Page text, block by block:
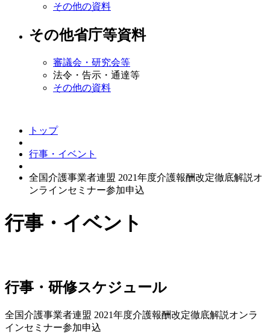
その他の資料
その他省庁等資料
審議会・研究会等
法令・告示・通達等
その他の資料
トップ
行事・イベント
全国介護事業者連盟 2021年度介護報酬改定徹底解説オ
ンラインセミナー参加申込
行事・イベント
行事・研修スケジュール
全国介護事業者連盟 2021年度介護報酬改定徹底解説オンラ
インセミナー参加申込